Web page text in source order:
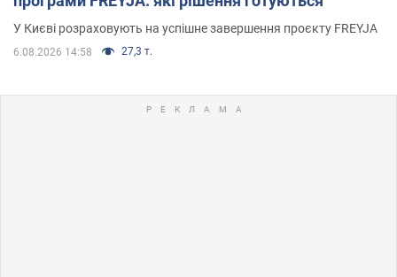
У Києві розраховують на успішне завершення проєкту FREYJA
6.08.2026 14:58 27,3 т.